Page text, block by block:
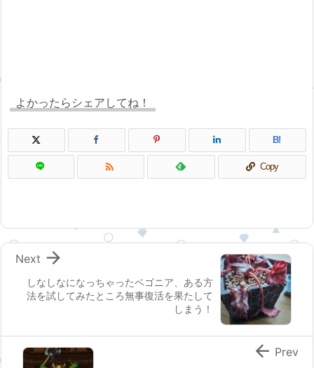
よかったらシェアしてね！
B!
 Copy
しなしなになっちゃったベゴニア、ある方
法を試してみたところ無事復活を果たして
しまう！

Next
 Prev